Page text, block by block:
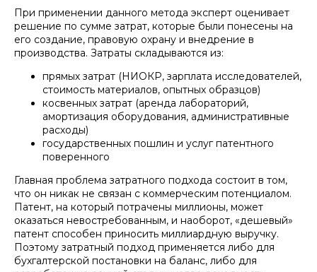
При применении данного метода эксперт оценивает
решение по сумме затрат, которые были понесены на
его создание, правовую охрану и внедрение в
производства. Затраты складываются из:
прямых затрат (НИОКР, зарплата исследователей,
стоимость материалов, опытных образцов)
косвенных затрат (аренда лабораторий,
амортизация оборудования, административные
расходы)
государственных пошлин и услуг патентного
поверенного
Главная проблема затратного подхода состоит в том,
что он никак не связан с коммерческим потенциалом.
Патент, на который потрачены миллионы, может
оказаться невостребованным, и наоборот, «дешевый»
патент способен приносить миллиардную выручку.
Поэтому затратный подход применяется либо для
бухгалтерской постановки на баланс, либо для